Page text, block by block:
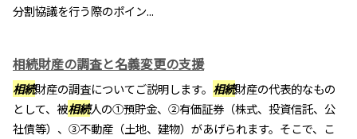
分割協議を行う際のポイン...
相続財産の調査と名義変更の支援
相続財産の調査についてご説明します。 相続財産の代表的なもの
として、被相続人の①預貯金、②有価証券（株式、投資信託、公
社債等）、③不動産（土地、建物）があげられます。そこで、こ